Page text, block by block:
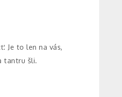
Je to len na vás,
tantru šli.